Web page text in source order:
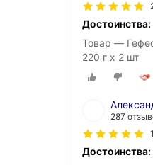
Достоинства:
Товар —
220 г х 2 шт
287
Достоинства: